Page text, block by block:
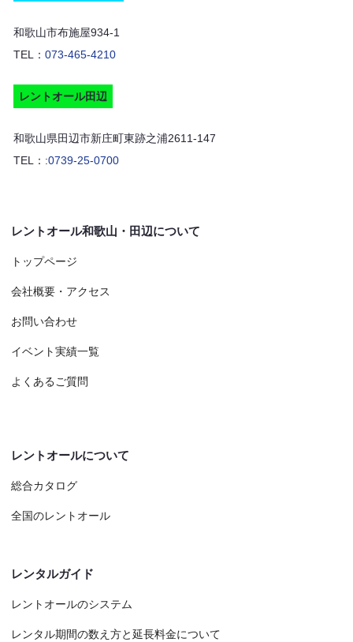
和歌山市布施屋934-1
TEL： 073-465-4210
レントオール田辺
和歌山県田辺市新庄町東跡之浦2611-147
TEL：:0739-25-0700
レントオール和歌山・田辺について
トップページ
会社概要・アクセス
お問い合わせ
イベント実績一覧
よくあるご質問
レントオールについて
総合カタログ
全国のレントオール
レンタルガイド
レントオールのシステム
レンタル期間の数え方と延長料金について